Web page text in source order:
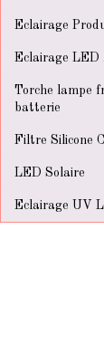
Eclairage
Eclairage LED
Torche lampe
batterie
Filtre Silicone
LED Solaire
Eclairage UV